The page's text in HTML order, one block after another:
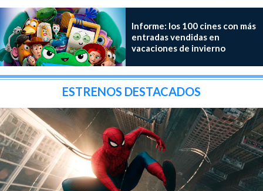
Informe: los 100 cines con más
entradas vendidas en
vacaciones de invierno
ESTRENOS DESTACADOS